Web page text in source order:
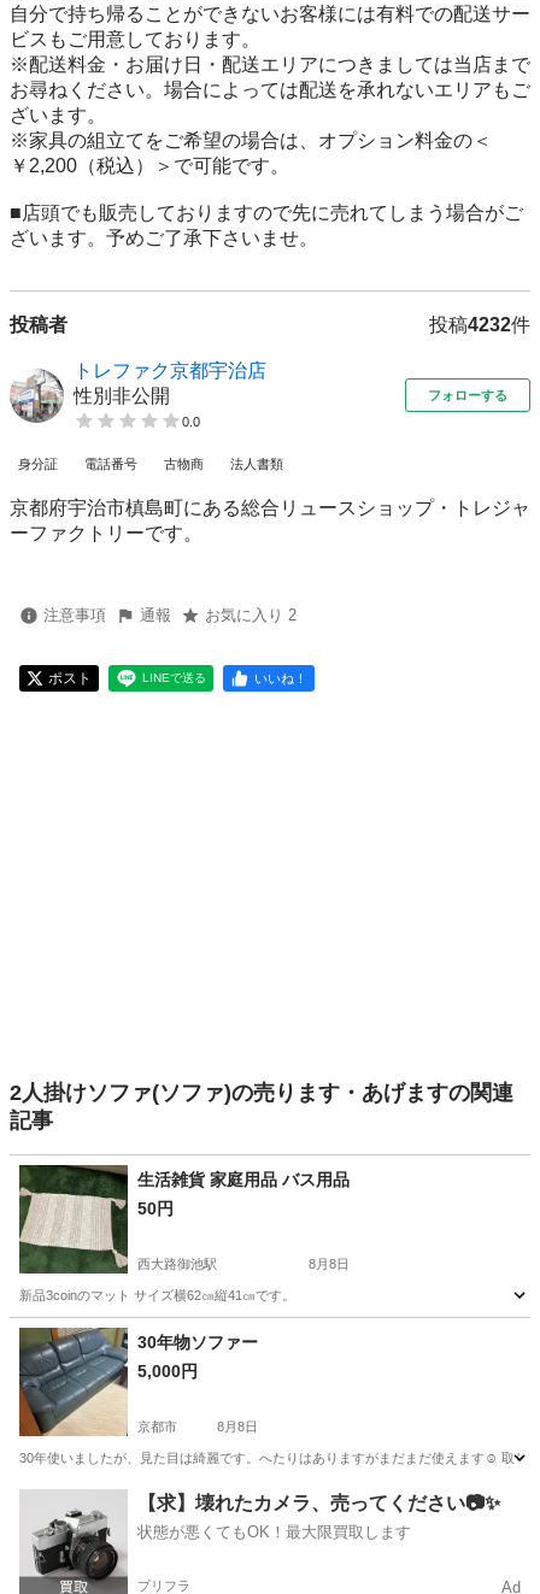
自分で持ち帰ることができないお客様には有料での配送サー
ビスもご用意しております。
※配送料金・お届け日・配送エリアにつきましては当店まで
お尋ねください。場合によっては配送を承れないエリアもご
ざいます。
※家具の組立てをご希望の場合は、オプション料金の＜
￥2,200（税込）＞で可能です。
■店頭でも販売しておりますので先に売れてしまう場合がご
ざいます。予めご了承下さいませ。
投稿者 投稿4232件
トレファク京都宇治店
性別非公開
0.0
フォローする
身分証 電話番号 古物商 法人書類
京都府宇治市槙島町にある総合リュースショップ・トレジャ
ーファクトリーです。
注意事項 通報 お気に入り 2
ポスト LINEで送る いいね！
2人掛けソファ(ソファ)の売ります・あげますの関連
記事
生活雑貨 家庭用品 バス用品
50円
西大路御池駅 8月8日
新品3coinのマット サイズ横62㎝縦41㎝です。
京都 京都市 西大路御池駅
30年物ソファー
5,000円
京都市 8月8日
30年使いましたが、見た目は綺麗です。へたりはありますがまだまだ使えます☺️ 取り
ソファ ソファー
【求】壊れたカメラ、売ってください📷✨
状態が悪くてもOK！最大限買取します
プリフラ Ad